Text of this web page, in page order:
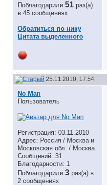
Поблагодарили 51 раз(а)
в 45 сообщениях
Обратиться по нику
Цитата выделенного
25.11.2010, 17:54
No Man
Пользователь
Регистрация: 03.11.2010
Адрес: Россия / Москва и
Московская обл. / Москва
Сообщений: 31
Благодарности: 1
Поблагодарили 3 раз(а) в
2 сообщениях